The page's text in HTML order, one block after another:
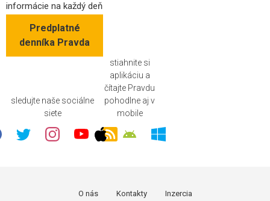
informácie na každý deň
Predplatné
denníka Pravda
sledujte naše sociálne
siete
stiahnite si
aplikáciu a
čítajte Pravdu
pohodlne aj v
mobile
O nás Kontakty Inzercia